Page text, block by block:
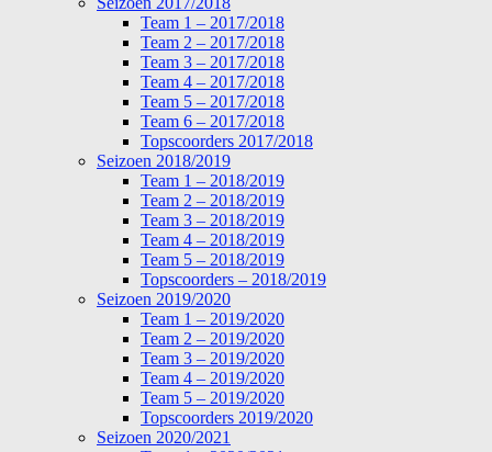
Team 1 – 2017/2018
Team 2 – 2017/2018
Team 3 – 2017/2018
Team 4 – 2017/2018
Team 5 – 2017/2018
Team 6 – 2017/2018
Topscoorders 2017/2018
Seizoen 2018/2019
Team 1 – 2018/2019
Team 2 – 2018/2019
Team 3 – 2018/2019
Team 4 – 2018/2019
Team 5 – 2018/2019
Topscoorders – 2018/2019
Seizoen 2019/2020
Team 1 – 2019/2020
Team 2 – 2019/2020
Team 3 – 2019/2020
Team 4 – 2019/2020
Team 5 – 2019/2020
Topscoorders 2019/2020
Seizoen 2020/2021